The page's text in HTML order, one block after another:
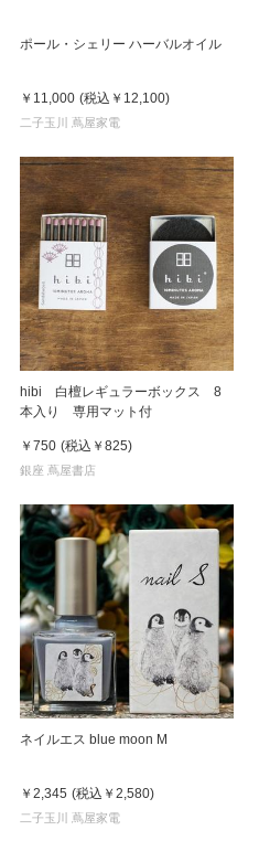
ポール・シェリー ハーバルオイル
￥11,000 (税込 ￥12,100)
二子玉川 蔦屋家電
hibi 白檀レギュラーボックス 8
本入り 専用マット付
￥750 (税込 ￥825)
銀座 蔦屋書店
ネイルエス blue moon M
￥2,345 (税込 ￥2,580)
二子玉川 蔦屋家電